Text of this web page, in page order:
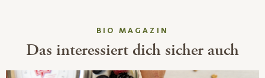
BIO MAGAZIN
Das interessiert dich sicher auch